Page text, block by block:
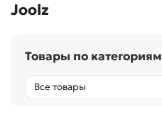
Joolz
Товары по категориям